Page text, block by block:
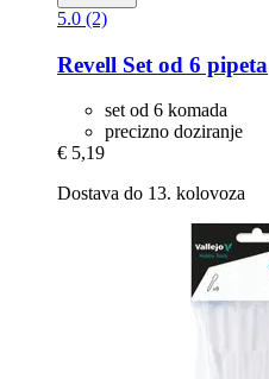
5.0 (2)
Revell Set od 6 pipeta
set od 6 komada
precizno doziranje
€ 5,19
Dostava do 13. kolovoza